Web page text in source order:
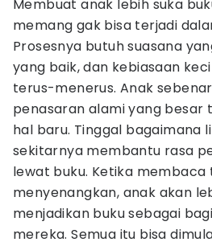
Membuat anak lebih suka
memang gak bisa terjadi
Prosesnya butuh suasana
yang baik, dan kebiasaan
terus-menerus. Anak
penasaran alami yang
hal baru. Tinggal bagaimana
sekitarnya membantu rasa
lewat buku. Ketika membaca
menyenangkan, anak akan
menjadikan buku sebagai
mereka. Semua itu bisa